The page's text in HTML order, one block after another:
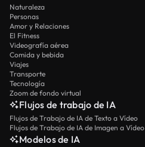
Naturaleza
Personas
Amor y Relaciones
El Fitness
Videografía aérea
Comida y bebida
Viajes
Transporte
Tecnología
Zoom de fondo virtual
Flujos de trabajo de IA
Flujos de Trabajo de IA de Texto a Vídeo
Flujos de Trabajo de IA de Imagen a Vídeo
Modelos de IA